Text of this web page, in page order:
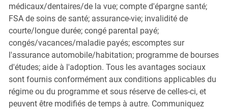
médicaux/dentaires/de la vue; compte d'épargne santé;
FSA de soins de santé; assurance-vie; invalidité de
courte/longue durée; congé parental payé;
congés/vacances/maladie payés; escomptes sur
l'assurance automobile/habitation; programme de bourses
d'études; aide à l'adoption. Tous les avantages sociaux
sont fournis conformément aux conditions applicables du
régime ou du programme et sous réserve de celles-ci, et
peuvent être modifiés de temps à autre. Communiquez